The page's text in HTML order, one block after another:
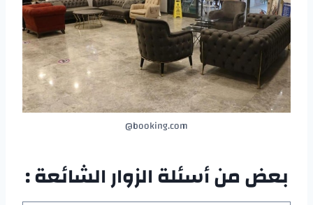
booking.com@
بعض من أسئلة الزوار الشائعة :